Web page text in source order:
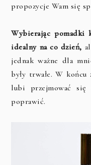
propozycje Wam się
Wybierając pomadki
idealny na co dzień,
jednak ważne dla
były trwałe. W
lubi przejmować
poprawić.